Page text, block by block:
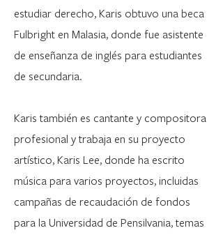
estudiar derecho, Karis obtuvo una beca
Fulbright en Malasia, donde fue asistente
de enseñanza de inglés para estudiantes
de secundaria.
Karis también es cantante y compositora
profesional y trabaja en su proyecto
artístico, Karis Lee, donde ha escrito
música para varios proyectos, incluidas
campañas de recaudación de fondos
para la Universidad de Pensilvania, temas